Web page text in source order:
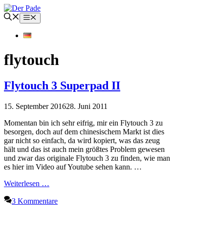
Zum
Inhalt
springen
Menü
flytouch
Flytouch 3 Superpad II
15. September 201628. Juni 2011
Momentan bin ich sehr eifrig, mir ein Flytouch 3 zu
besorgen, doch auf dem chinesischem Markt ist dies
gar nicht so einfach, da wird kopiert, was das zeug
hält und das ist auch mein größtes Problem gewesen
und zwar das originale Flytouch 3 zu finden, wie man
es hier im Video auf Youtube sehen kann. …
Weiterlesen …
3 Kommentare